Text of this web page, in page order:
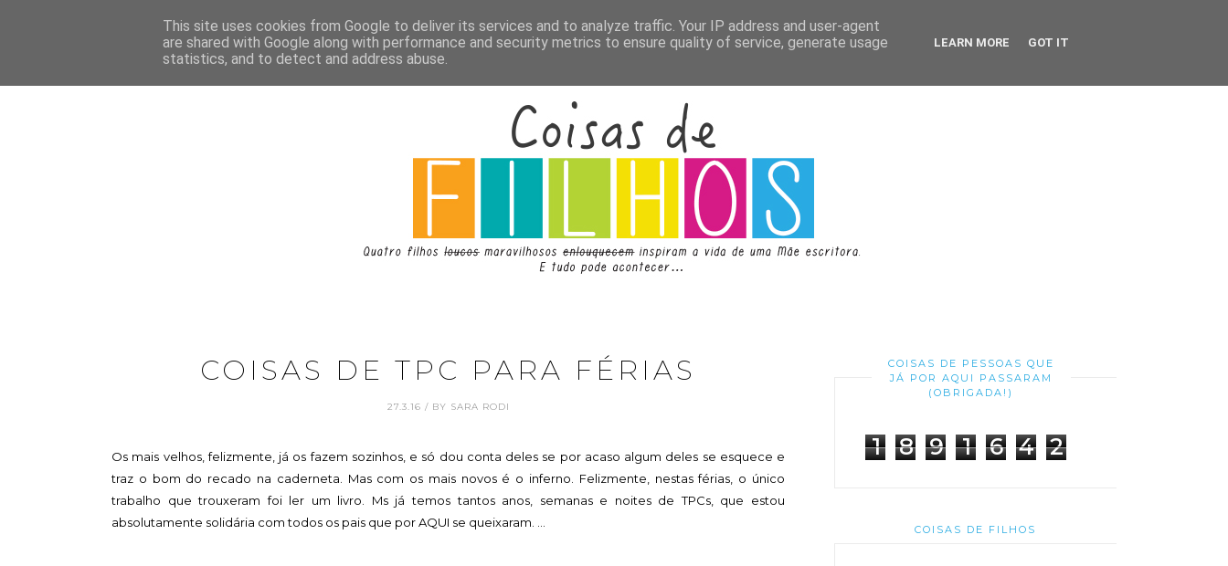
COISAS DE TPC PARA FÉRIAS
27.3.16 / BY SARA RODI
Os mais velhos, felizmente, já os fazem sozinhos, e só dou conta deles se por acaso algum deles se esquece e
traz o bom do recado na caderneta. Mas com os mais novos é o inferno. Felizmente, nestas férias, o único
trabalho que trouxeram foi ler um livro. Ms já temos tantos anos, semanas e noites de TPCs, que estou
absolutamente solidária com todos os pais que por AQUI se queixaram. ...
COISAS DE PESSOAS QUE
JÁ POR AQUI PASSARAM
(OBRIGADA!)
1 8 9 1 6 4 2
COISAS DE FILHOS
This site uses cookies from Google to deliver its services and to analyze traffic. Your IP address and user-agent
are shared with Google along with performance and security metrics to ensure quality of service, generate usage
statistics, and to detect and address abuse.
LEARN MORE GOT IT